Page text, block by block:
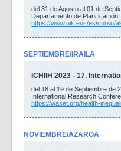
del 31 de Agosto al 01 de
Departamento de
https://www.uik.eus/es/curso/
SEPTIEMBRE/IRAILA
ICHIIH 2023 - 17.
del 18 al 19 de Septiembre de
International Research
https://waset.org/health-
NOVIEMBRE/AZAROA